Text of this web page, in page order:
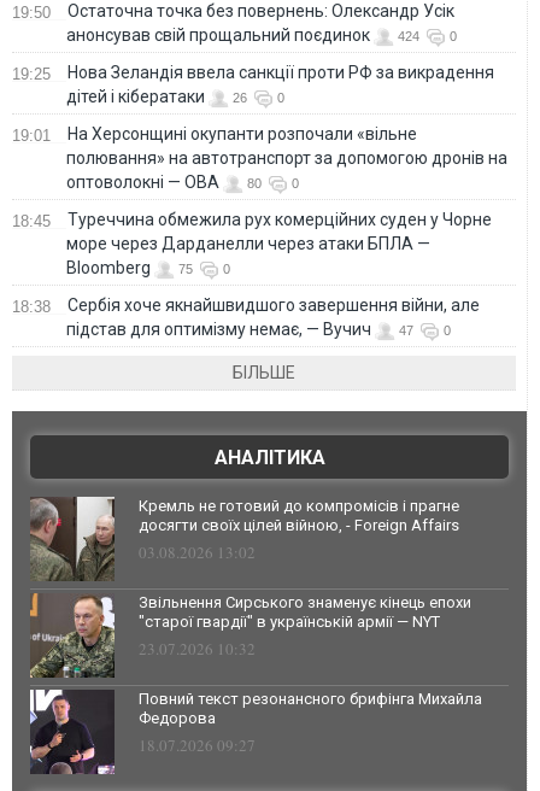
19:50
Остаточна точка без повернень: Олександр Усік
анонсував свій прощальний поєдинок
424 0
19:25
Нова Зеландія ввела санкції проти РФ за викрадення
дітей і кібератаки
26 0
19:01
На Херсонщині окупанти розпочали «вільне
полювання» на автотранспорт за допомогою дронів на
оптоволокні — ОВА
80 0
18:45
Туреччина обмежила рух комерційних суден у Чорне
море через Дарданелли через атаки БПЛА —
Bloomberg
75 0
18:38
Сербія хоче якнайшвидшого завершення війни, але
підстав для оптимізму немає, — Вучич
47 0
БІЛЬШЕ
АНАЛІТИКА
Кремль не готовий до компромісів і прагне
досягти своїх цілей війною, - Foreign Affairs
03.08.2026 13:02
Звільнення Сирського знаменує кінець епохи
"старої гвардії" в українській армії — NYT
23.07.2026 10:32
Повний текст резонансного брифінга Михайла
Федорова
18.07.2026 09:27